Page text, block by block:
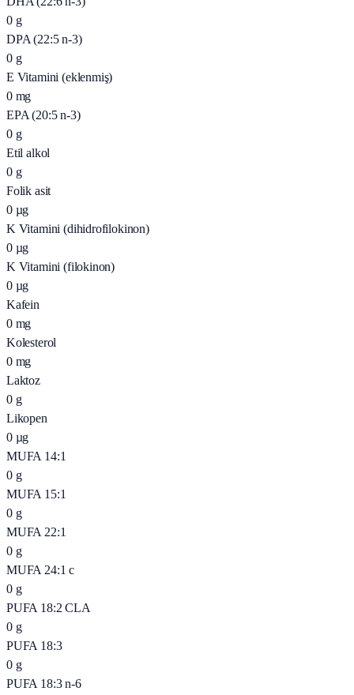
0 g
DPA (22:5 n-3)
0 g
E Vitamini (eklenmiş)
0 mg
EPA (20:5 n-3)
0 g
Etil alkol
0 g
Folik asit
0 µg
K Vitamini (dihidrofilokinon)
0 µg
K Vitamini (filokinon)
0 µg
Kafein
0 mg
Kolesterol
0 mg
Laktoz
0 g
Likopen
0 µg
MUFA 14:1
0 g
MUFA 15:1
0 g
MUFA 22:1
0 g
MUFA 24:1 c
0 g
PUFA 18:2 CLA
0 g
PUFA 18:3
0 g
PUFA 18:3 n-6